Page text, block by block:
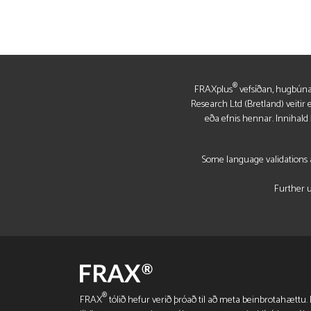
FRAXplus®vefsíðan,
Research Ltd (Bretland)
eða efnis hennar. Innihald
Some language
Further
FRAX®tólið hefur verið þróað til að meta beinbrotahættu.